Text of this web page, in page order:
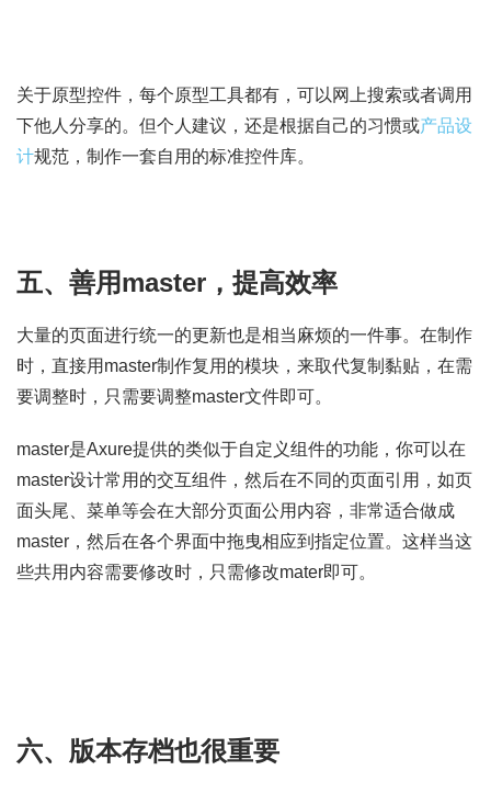
关于原型控件，每个原型工具都有，可以网上搜索或者调用
下他人分享的。但个人建议，还是根据自己的习惯或产品设
计规范，制作一套自用的标准控件库。
五、善用master，提高效率
大量的页面进行统一的更新也是相当麻烦的一件事。在制作
时，直接用master制作复用的模块，来取代复制黏贴，在需
要调整时，只需要调整master文件即可。
master是Axure提供的类似于自定义组件的功能，你可以在
master设计常用的交互组件，然后在不同的页面引用，如页
面头尾、菜单等会在大部分页面公用内容，非常适合做成
master，然后在各个界面中拖曳相应到指定位置。这样当这
些共用内容需要修改时，只需修改mater即可。
六、版本存档也很重要